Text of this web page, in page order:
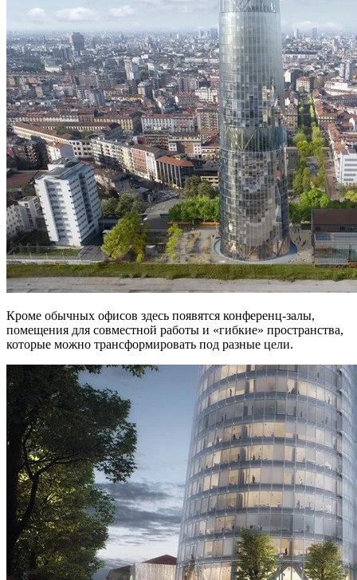
Кроме обычных офисов здесь появятся конференц-залы,
помещения для совместной работы и «гибкие» пространства,
которые можно трансформировать под разные цели.